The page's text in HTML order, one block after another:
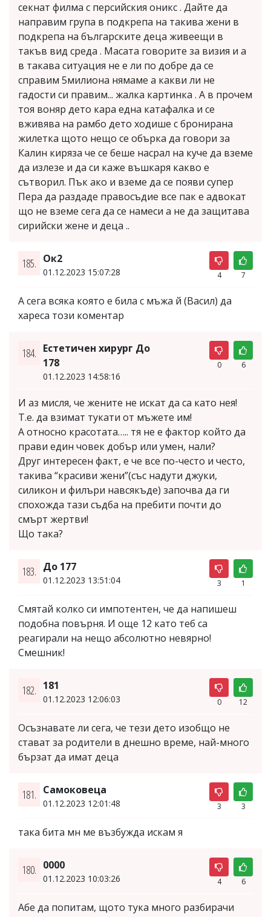
секнат филма с персийския оникс . Дайте да
направим група в подкрепа на такива жени в
подкрепа на българските деца живеещи в
такъв вид среда . Масата говорите за визия и а
в такава ситуация не е ли по добре да се
справим 5милиона нямаме а какви ли не
гадости си правим... жалка картинка . А в прочем
тоя воняр дето кара една катафалка и се
вживява на рамбо дето ходише с бронирана
жилетка щото нещо се обърка да говори за
Калин киряза че се беше насрал на куче да вземе
да излезе и да си каже въшкаря какво е
сътворил. Пък ако и вземе да се появи супер
Пера да раздаде правосъдие все пак е адвокат
що не вземе сега да се намеси а не да защитава
сирийски жене и деца ..
185. Ок2
01.12.2023 15:07:28 4 7
А сега всяка която е била с мъжа й (Васил) да
хареса този коментар
184. Естетичен хирург До
178
01.12.2023 14:58:16
0 6
И аз мисля, че жените не искат да са като нея!
Т.е. да взимат тукати от мъжете им!
А относно красотата….. тя не е фактор който да
прави един човек добър или умен, нали?
Друг интересен факт, е че все по-често и често,
такива “красиви жени”(със надути джуки,
силикон и филъри навсякъде) започва да ги
спохожда тази съдба на пребити почти до
смърт жертви!
Що така?
183. До 177
01.12.2023 13:51:04 3 1
Смятай колко си импотентен, че да напишеш
подобна повърня. И още 12 като теб са
реагирали на нещо абсолютно невярно!
Смешник!
182. 181
01.12.2023 12:06:03 0 12
Осъзнавате ли сега, че тези дето изобщо не
стават за родители в днешно време, най-много
бързат да имат деца
181. Самоковеца
01.12.2023 12:01:48 3 3
така бита мн ме възбужда искам я
180. 0000
01.12.2023 10:03:26 4 6
Абе да попитам, щото тука много разбирачи